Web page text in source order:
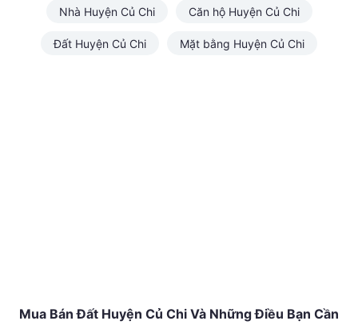
Nhà Huyện Củ Chi Căn hộ Huyện Củ Chi
Đất Huyện Củ Chi Mặt bằng Huyện Củ Chi
Mua Bán Đất Huyện Củ Chi Và Những Điều Bạn Cần